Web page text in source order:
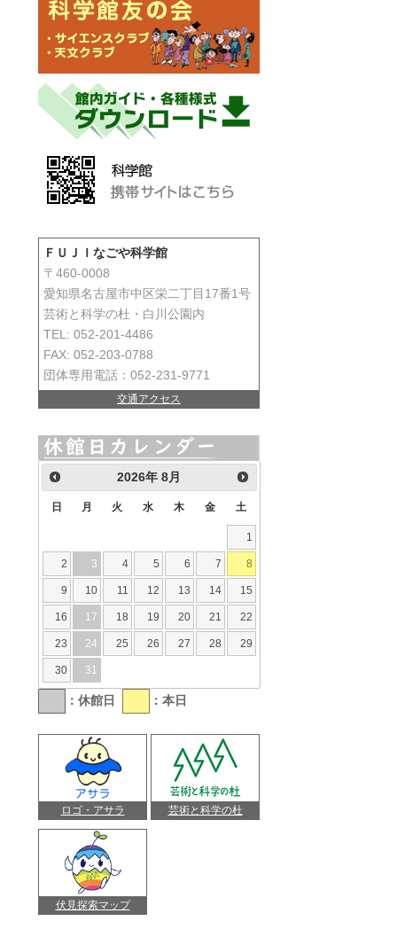
ＦＵＪＩなごや科学館
〒460-0008
愛知県名古屋市中区栄二丁目17番1号
芸術と科学の杜・白川公園内
TEL: 052-201-4486
FAX: 052-203-0788
団体専用電話：052-231-9771
交通アクセス
2026年8月
日 月 火 水 木 金 土
1
2 3 4 5 6 7 8
9 10 11 12 13 14 15
16 17 18 19 20 21 22
23 24 25 26 27 28 29
30 31
：休館日 ：本日
ロゴ・アサラ 芸術と科学の杜
伏見探索マップ